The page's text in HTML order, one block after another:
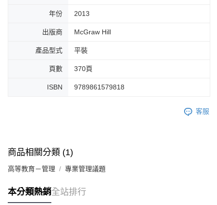
年份 2013
出版商 McGraw Hill
產品型式 平裝
頁數 370頁
ISBN 9789861579818
客服
商品相關分類 (1)
高等教育－管理 專業管理議題
本分類熱銷全站排行